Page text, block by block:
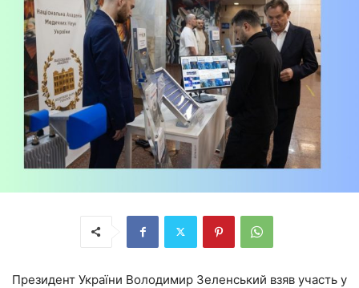
Президент України Володимир Зеленський взяв участь у